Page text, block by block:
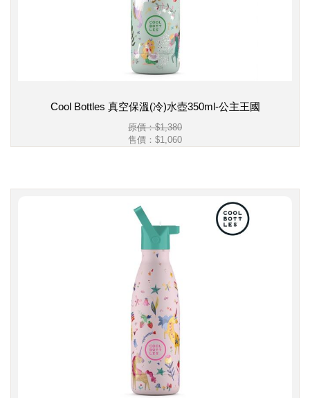
Cool Bottles 真空保溫(冷)水壺350ml-公主王國
原價：$1,380
售價： $1,060